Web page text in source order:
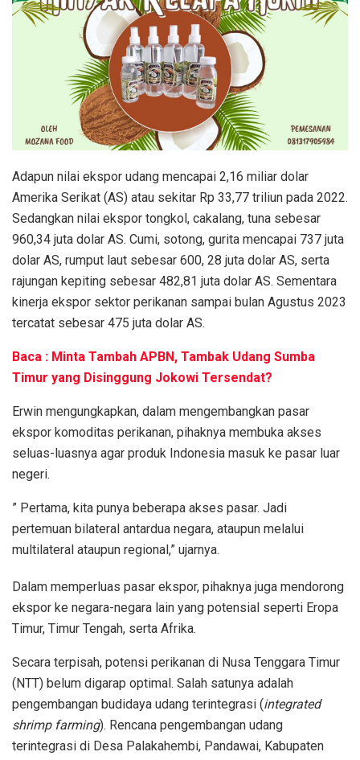
Adapun nilai ekspor udang mencapai 2,16 miliar dolar
Amerika Serikat (AS) atau sekitar Rp 33,77 triliun pada 2022.
Sedangkan nilai ekspor tongkol, cakalang, tuna sebesar
960,34 juta dolar AS. Cumi, sotong, gurita mencapai 737 juta
dolar AS, rumput laut sebesar 600, 28 juta dolar AS, serta
rajungan kepiting sebesar 482,81 juta dolar AS. Sementara
kinerja ekspor sektor perikanan sampai bulan Agustus 2023
tercatat sebesar 475 juta dolar AS.
Baca : Minta Tambah APBN, Tambak Udang Sumba
Timur yang Disinggung Jokowi Tersendat?
Erwin mengungkapkan, dalam mengembangkan pasar
ekspor komoditas perikanan, pihaknya membuka akses
seluas-luasnya agar produk Indonesia masuk ke pasar luar
negeri.
” Pertama, kita punya beberapa akses pasar. Jadi
pertemuan bilateral antardua negara, ataupun melalui
multilateral ataupun regional,” ujarnya.
Dalam memperluas pasar ekspor, pihaknya juga mendorong
ekspor ke negara-negara lain yang potensial seperti Eropa
Timur, Timur Tengah, serta Afrika.
Secara terpisah, potensi perikanan di Nusa Tenggara Timur
(NTT) belum digarap optimal. Salah satunya adalah
pengembangan budidaya udang terintegrasi (integrated
shrimp farming). Rencana pengembangan udang
terintegrasi di Desa Palakahembi, Pandawai, Kabupaten